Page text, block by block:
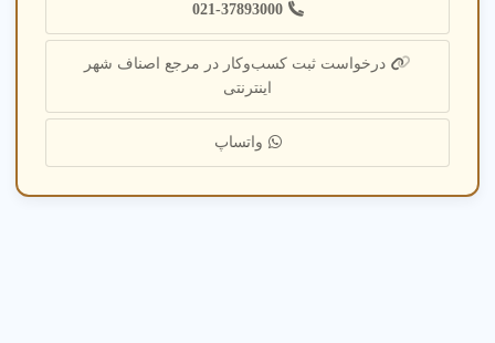
021-37893000
درخواست ثبت کسب‌وکار در مرجع اصناف شهر
اینترنتی
واتساپ